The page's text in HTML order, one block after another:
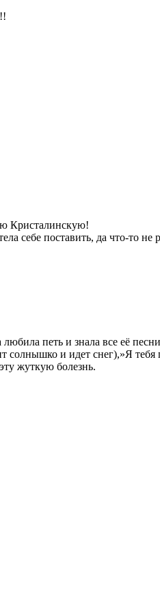
Кристалинскую!
себе поставить, да что-то не
петь и знала все её
солнышко и идет снег),»Я
жуткую болезнь.